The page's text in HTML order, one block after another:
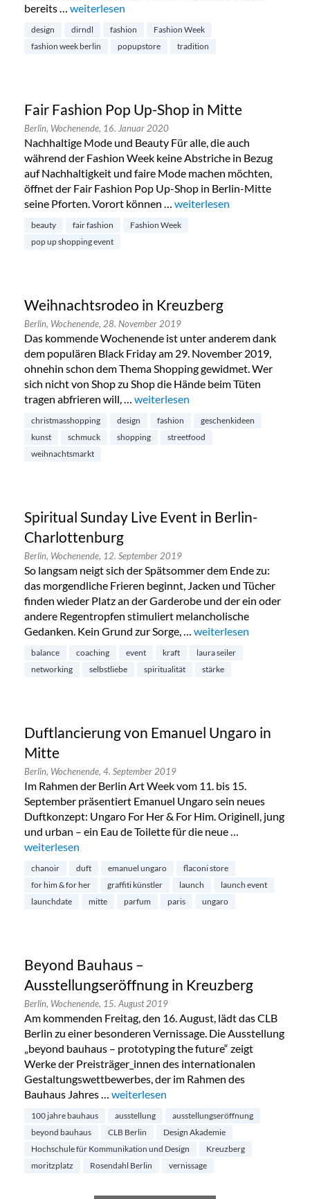
bereits … „Lena Hoschek Pop Up Store Berlin“
weiterlesen
design dirndl fashion
Fashion Week
fashion week berlin
popupstore tradition
Fair Fashion Pop Up-Shop in Mitte
Berlin, Wochenende, 16. Januar 2020
Nachhaltige Mode und Beauty Für alle, die auch
während der Fashion Week keine Abstriche in Bezug
auf Nachhaltigkeit und faire Mode machen möchten,
öffnet der Fair Fashion Pop Up-Shop in Berlin-Mitte
seine Pforten. Vorort können … „Fair Fashion Pop Up-Shop
weiterlesen
beauty fair fashion
Fashion Week
pop up shopping event
Weihnachtsrodeo in Kreuzberg
Berlin, Wochenende, 28. November 2019
Das kommende Wochenende ist unter anderem dank
dem populären Black Friday am 29. November 2019,
ohnehin schon dem Thema Shopping gewidmet. Wer
sich nicht von Shop zu Shop die Hände beim Tüten
tragen abfrieren will, … „Weihnachtsrodeo in Kreuzberg“
weiterlesen
christmasshopping design fashion
geschenkideen
kunst
schmuck shopping
streetfood
weihnachtsmarkt
Spiritual Sunday Live Event in Berlin-
Charlottenburg
Berlin, Wochenende, 12. September 2019
So langsam neigt sich der Spätsommer dem Ende zu:
das morgendliche Frieren beginnt, Jacken und Tücher
finden wieder Platz an der Garderobe und der ein oder
andere Regentropfen stimuliert melancholische
Gedanken. Kein Grund zur Sorge, … „Spiritual Sunday Live
weiterlesen
balance coaching event kraft
laura seiler
networking
selbstliebe spiritualität stärke
Duftlancierung von Emanuel Ungaro in
Mitte
Berlin, Wochenende, 4. September 2019
Im Rahmen der Berlin Art Week vom 11. bis 15.
September präsentiert Emanuel Ungaro sein neues
Duftkonzept: Ungaro For Her & For Him. Originell, jung
und urban – ein Eau de Toilette für die neue …
„Duftlancierung von Emanuel Ungaro in Mitte“
weiterlesen
chanoir duft emanuel ungaro
flaconi store
for him & for her
graffiti künstler launch
launch event
launchdate
mitte parfum paris ungaro
Beyond Bauhaus –
Ausstellungseröffnung in Kreuzberg
Berlin, Wochenende, 15. August 2019
Am kommenden Freitag, den 16. August, lädt das CLB
Berlin zu einer besonderen Vernissage. Die Ausstellung
„beyond bauhaus – prototyping the future“ zeigt
Werke der Preisträger_innen des internationalen
Gestaltungswettbewerbes, der im Rahmen des
Bauhaus Jahres … „Beyond Bauhaus –
weiterlesen
100 jahre bauhaus ausstellung
ausstellungseröffnung
beyond bauhaus
CLB Berlin
Design Akademie
Hochschule für Kommunikation und Design
Kreuzberg
moritzplatz
Rosendahl Berlin vernissage